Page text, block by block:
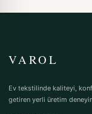
VAROL
Ev tekstilinde kaliteyi,
getiren yerli üretim